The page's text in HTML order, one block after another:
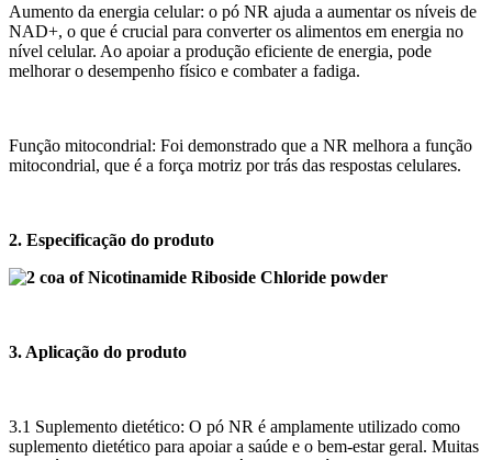
Aumento da energia celular: o pó NR ajuda a aumentar os níveis de
NAD+, o que é crucial para converter os alimentos em energia no
nível celular. Ao apoiar a produção eficiente de energia, pode
melhorar o desempenho físico e combater a fadiga.
Função mitocondrial: Foi demonstrado que a NR melhora a função
mitocondrial, que é a força motriz por trás das respostas celulares.
2. Especificação do produto
3. Aplicação do produto
3.1 Suplemento dietético: O pó NR é amplamente utilizado como
suplemento dietético para apoiar a saúde e o bem-estar geral. Muitas